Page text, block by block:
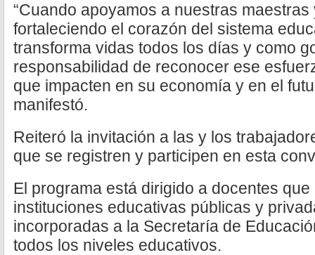
“Cuando apoyamos a nuestras
fortaleciendo el corazón del sistema
transforma vidas todos los días y como
responsabilidad de reconocer ese
que impacten en su economía y en el
manifestó.
Reiteró la invitación a las y los
que se registren y participen en esta
El programa está dirigido a docentes
instituciones educativas públicas y
incorporadas a la Secretaría de
todos los niveles educativos.